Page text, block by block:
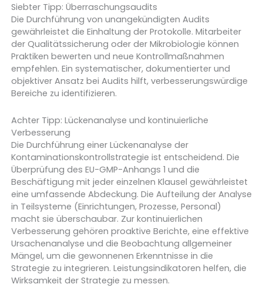
Siebter Tipp: Überraschungsaudits
Die Durchführung von unangekündigten Audits
gewährleistet die Einhaltung der Protokolle. Mitarbeiter
der Qualitätssicherung oder der Mikrobiologie können
Praktiken bewerten und neue Kontrollmaßnahmen
empfehlen. Ein systematischer, dokumentierter und
objektiver Ansatz bei Audits hilft, verbesserungswürdige
Bereiche zu identifizieren.
Achter Tipp: Lückenanalyse und kontinuierliche
Verbesserung
Die Durchführung einer Lückenanalyse der
Kontaminationskontrollstrategie ist entscheidend. Die
Überprüfung des EU-GMP-Anhangs 1 und die
Beschäftigung mit jeder einzelnen Klausel gewährleistet
eine umfassende Abdeckung. Die Aufteilung der Analyse
in Teilsysteme (Einrichtungen, Prozesse, Personal)
macht sie überschaubar. Zur kontinuierlichen
Verbesserung gehören proaktive Berichte, eine effektive
Ursachenanalyse und die Beobachtung allgemeiner
Mängel, um die gewonnenen Erkenntnisse in die
Strategie zu integrieren. Leistungsindikatoren helfen, die
Wirksamkeit der Strategie zu messen.